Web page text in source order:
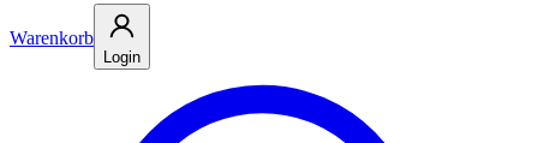
Warenkorb
Login